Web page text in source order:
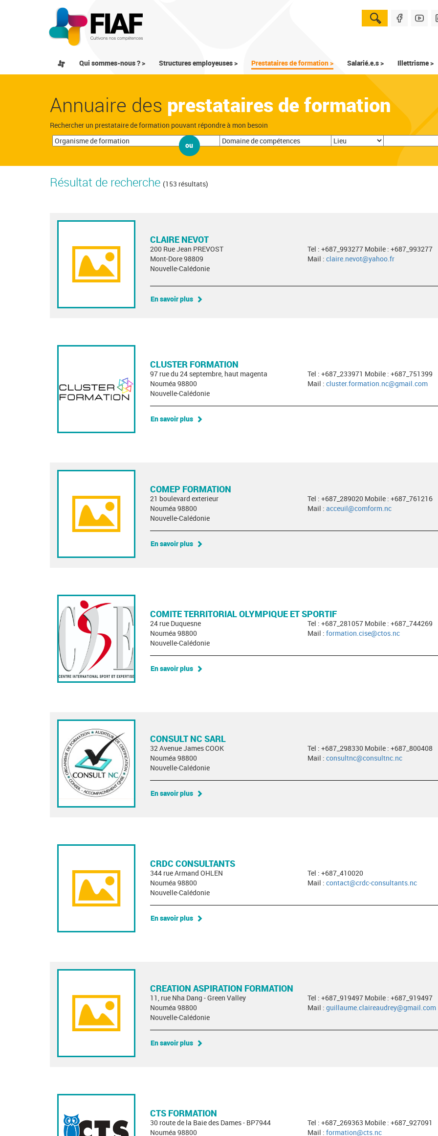
Qui sommes-nous ? > Structures employeuses > Prestataires de formation > Salarié.e.s > Illettrisme >
Annuaire des prestataires de formation
Rechercher un prestataire de formation pouvant répondre à mon besoin
ou
Résultat de recherche (153 résultats)
CLAIRE NEVOT
200 Rue Jean PREVOST
Mont-Dore 98809
Nouvelle-Calédonie
Tel : +687_993277 Mobile : +687_993277
Mail : claire.nevot@yahoo.fr
En savoir plus
CLUSTER FORMATION
97 rue du 24 septembre, haut magenta
Nouméa 98800
Nouvelle-Calédonie
Tel : +687_233971 Mobile : +687_751399
Mail : cluster.formation.nc@gmail.com
En savoir plus
COMEP FORMATION
21 boulevard exterieur
Nouméa 98800
Nouvelle-Calédonie
Tel : +687_289020 Mobile : +687_761216
Mail : acceuil@comform.nc
En savoir plus
COMITE TERRITORIAL OLYMPIQUE ET SPORTIF
24 rue Duquesne
Nouméa 98800
Nouvelle-Calédonie
Tel : +687_281057 Mobile : +687_744269
Mail : formation.cise@ctos.nc
En savoir plus
CONSULT NC SARL
32 Avenue James COOK
Nouméa 98800
Nouvelle-Calédonie
Tel : +687_298330 Mobile : +687_800408
Mail : consultnc@consultnc.nc
En savoir plus
CRDC CONSULTANTS
344 rue Armand OHLEN
Nouméa 98800
Nouvelle-Calédonie
Tel : +687_410020
Mail : contact@crdc-consultants.nc
En savoir plus
CREATION ASPIRATION FORMATION
11, rue Nha Dang - Green Valley
Nouméa 98800
Nouvelle-Calédonie
Tel : +687_919497 Mobile : +687_919497
Mail : guillaume.claireaudrey@gmail.com
En savoir plus
CTS FORMATION
30 route de la Baie des Dames - BP7944
Nouméa 98800
Tel : +687_269363 Mobile : +687_927091
Mail : formation@cts.nc